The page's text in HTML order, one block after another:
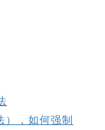
，如何强制